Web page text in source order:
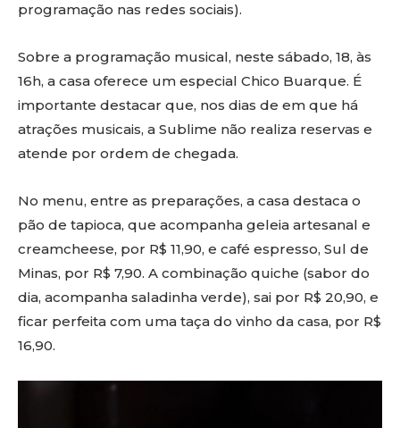
programação nas redes sociais).
Sobre a programação musical, neste sábado, 18, às
16h, a casa oferece um especial Chico Buarque. É
importante destacar que, nos dias de em que há
atrações musicais, a Sublime não realiza reservas e
atende por ordem de chegada.
No menu, entre as preparações, a casa destaca o
pão de tapioca, que acompanha geleia artesanal e
creamcheese, por R$ 11,90, e café espresso, Sul de
Minas, por R$ 7,90. A combinação quiche (sabor do
dia, acompanha saladinha verde), sai por R$ 20,90, e
ficar perfeita com uma taça do vinho da casa, por R$
16,90.